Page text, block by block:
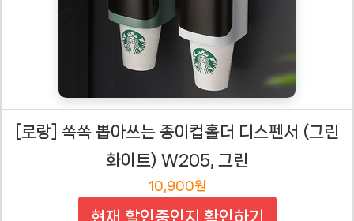
[로랑] 쏙쏙 뽑아쓰는 종이컵홀더 디스펜서 (그린
화이트) W205, 그린
10,900원
현재 할인중인지 확인하기